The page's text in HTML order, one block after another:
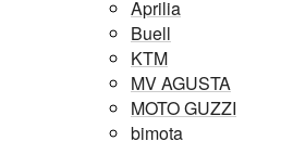
Aprilia
Buell
KTM
MV AGUSTA
MOTO GUZZI
bimota